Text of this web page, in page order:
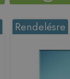
Rendelésre